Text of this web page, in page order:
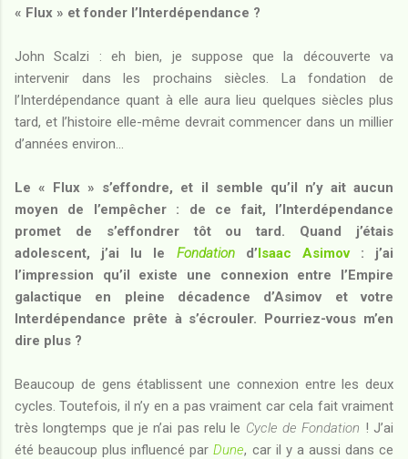
« Flux » et fonder l’Interdépendance ?
John Scalzi : eh bien, je suppose que la découverte va
intervenir dans les prochains siècles. La fondation de
l’Interdépendance quant à elle aura lieu quelques siècles plus
tard, et l’histoire elle-même devrait commencer dans un millier
d’années environ...
Le « Flux » s’effondre, et il semble qu’il n’y ait aucun
moyen de l’empêcher : de ce fait, l’Interdépendance
promet de s’effondrer tôt ou tard. Quand j’étais
adolescent, j’ai lu le Fondationd’Isaac Asimov: j’ai
l’impression qu’il existe une connexion entre l’Empire
galactique en pleine décadence d’Asimov et votre
Interdépendance prête à s’écrouler. Pourriez-vous m’en
dire plus ?
Beaucoup de gens établissent une connexion entre les deux
cycles. Toutefois, il n’y en a pas vraiment car cela fait vraiment
très longtemps que je n’ai pas relu le Cycle de Fondation ! J’ai
été beaucoup plus influencé parDune, car il y a aussi dans ce